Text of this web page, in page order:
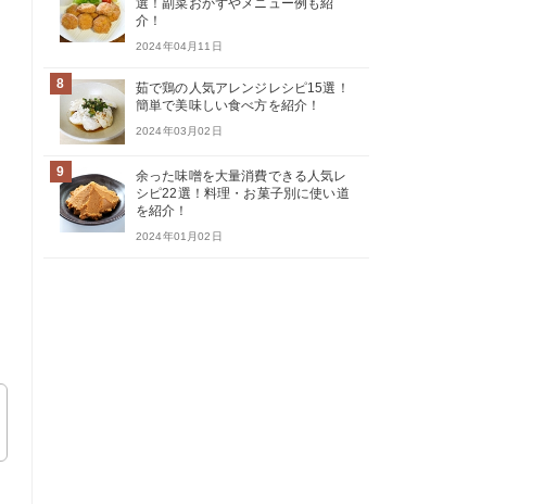
選！副菜おかずやメニュー例も紹
介！
2024年04月11日
8
茹で鶏の人気アレンジレシピ15選！
簡単で美味しい食べ方を紹介！
2024年03月02日
9
余った味噌を大量消費できる人気レ
シピ22選！料理・お菓子別に使い道
を紹介！
2024年01月02日